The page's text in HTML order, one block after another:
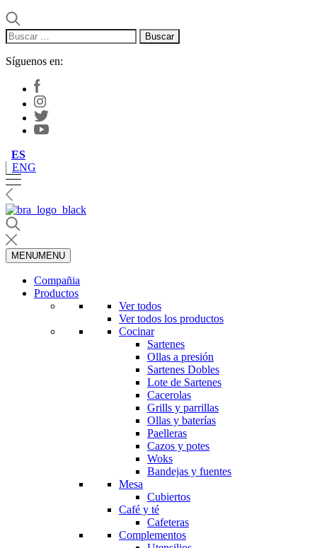
Buscar:
Síguenos en:
ES
ENG
MENUMENU
Compañia
Productos
Ver todos
Ver todos los productos
Cocinar
Sartenes
Ollas a presión
Sartenes Dobles
Lote de Sartenes
Cacerolas
Grills y parrillas
Ollas y baterías
Paelleras
Cazos y potes
Woks
Bandejas y fuentes
Mesa
Cubiertos
Café y té
Cafeteras
Complementos